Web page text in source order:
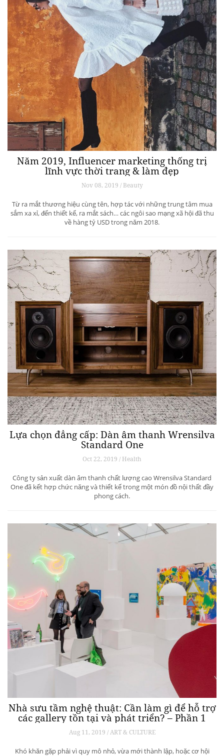
Năm 2019, Influencer marketing thống trị
lĩnh vực thời trang & làm đẹp
Nov 08, 2019 / Beauty
Từ ra mắt thương hiệu cùng tên, hợp tác với những trung tâm mua
sắm xa xỉ, đến thiết kế, ra mắt sách… các ngôi sao mạng xã hội đã thu
về hàng tỷ USD trong năm 2018.
Lựa chọn đẳng cấp: Dàn âm thanh Wrensilva
Standard One
Oct 22, 2019 / Health
Công ty sản xuất dàn âm thanh chất lượng cao Wrensilva Standard
One đã kết hợp chức năng và thiết kế trong một món đồ nội thất đầy
phong cách.
Nhà sưu tầm nghệ thuật: Cần làm gì để hỗ trợ
các gallery tồn tại và phát triển? – Phần 1
Aug 11, 2019 / ART & CULTURE
Khó khăn gặp phải vì quy mô nhỏ, vừa mới thành lập, hoặc cơ hội